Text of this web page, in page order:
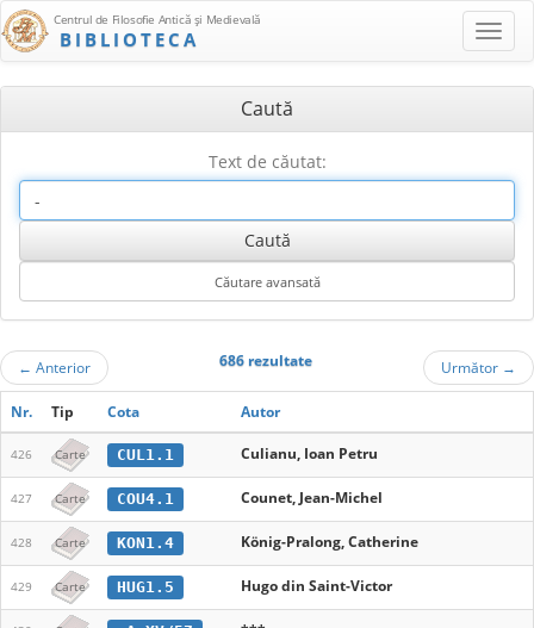
Centrul de Filosofie Antică şi Medievală
BIBLIOTECA
Caută
Text de căutat:
← Anterior 686 rezultate Următor →
Nr. Tip Cota Autor
426 Carte CUL1.1 Culianu, Ioan Petru
427 Carte COU4.1 Counet, Jean-Michel
428 Carte KON1.4 König-Pralong, Catherine
429 Carte HUG1.5 Hugo din Saint-Victor